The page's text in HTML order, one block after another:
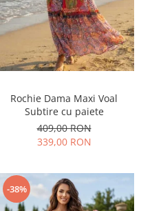
Rochie Dama Maxi Voal
Subtire cu paiete
409,00 RON
339,00 RON
-38%